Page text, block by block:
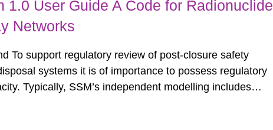
1.0 User Guide A Code for Radionuclide
Networks
To support regulatory review of post-closure safety
systems it is of importance to possess regulatory
Typically, SSM’s independent modelling includes
alternative conceptual models.